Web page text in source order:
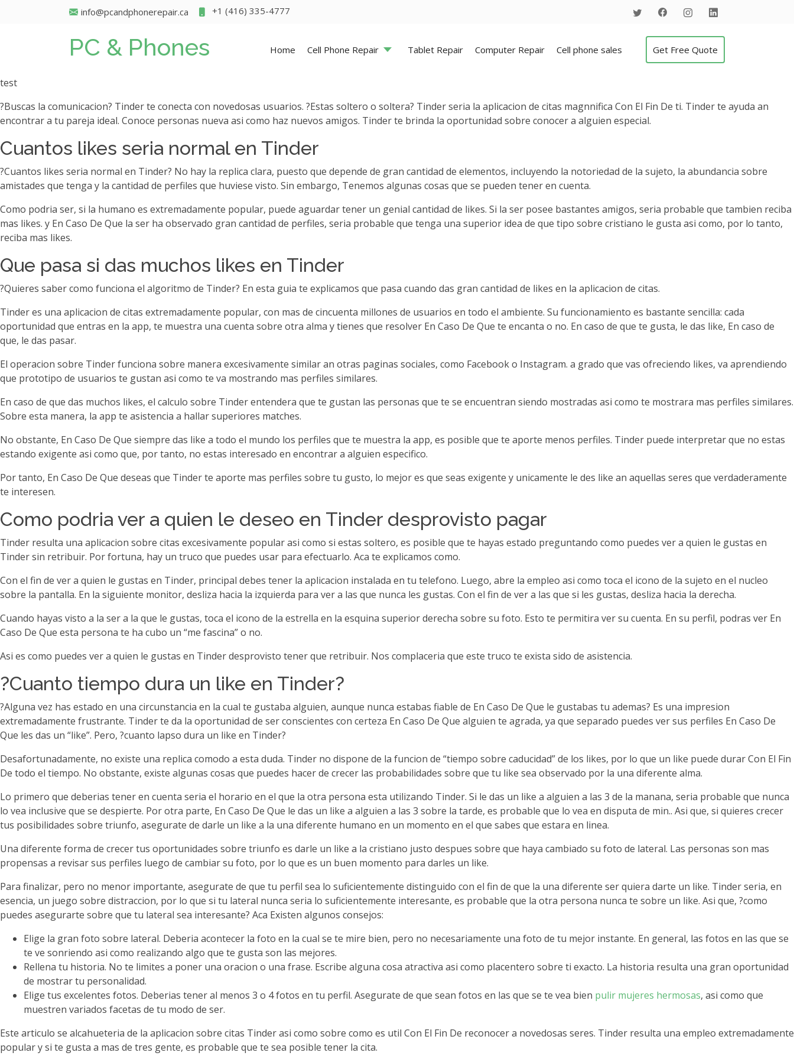
info@pcandphonerepair.ca +1 (416) 335-4777
PC & Phones Home Cell Phone Repair Tablet Repair Computer Repair Cell phone sales Get Free Quote
test
?Buscas la comunicacion? Tinder te conecta con novedosas usuarios. ?Estas soltero o soltera? Tinder seri­a la aplicacion de citas magnnifica Con El Fin De ti. Tinder te ayuda an
encontrar a tu pareja ideal. Conoce personas nueva asi­ como haz nuevos amigos. Tinder te brinda la oportunidad sobre conocer a alguien especial.
Cuantos likes seri­a normal en Tinder
?Cuantos likes seri­a normal en Tinder? No hay la replica clara, puesto que depende de gran cantidad de elementos, incluyendo la notoriedad de la sujeto, la abundancia sobre
amistades que tenga y la cantidad de perfiles que huviese visto. Sin embargo, Tenemos algunas cosas que se pueden tener en cuenta.
Como podri­a ser, si la humano es extremadamente popular, puede aguardar tener un genial cantidad de likes. Si la ser posee bastantes amigos, seri­a probable que tambien reciba
mas likes. y En Caso De Que la ser ha observado gran cantidad de perfiles, seri­a probable que tenga una superior idea de que tipo sobre cristiano le gusta asi­ como, por lo tanto,
reciba mas likes.
Que pasa si das muchos likes en Tinder
?Quieres saber como funciona el algoritmo de Tinder? En esta guia te explicamos que pasa cuando das gran cantidad de likes en la aplicacion de citas.
Tinder es una aplicacion de citas extremadamente popular, con mas de cincuenta millones de usuarios en todo el ambiente. Su funcionamiento es bastante sencilla: cada
oportunidad que entras en la app, te muestra una cuenta sobre otra alma y tienes que resolver En Caso De Que te encanta o no. En caso de que te gusta, le das like, En caso de
que, le das pasar.
El operacion sobre Tinder funciona sobre manera excesivamente similar an otras paginas sociales, como Facebook o Instagram. a grado que vas ofreciendo likes, va aprendiendo
que prototipo de usuarios te gustan asi­ como te va mostrando mas perfiles similares.
En caso de que das muchos likes, el calculo sobre Tinder entendera que te gustan las personas que te se encuentran siendo mostradas asi­ como te mostrara mas perfiles similares.
Sobre esta manera, la app te asistencia a hallar superiores matches.
No obstante, En Caso De Que siempre das like a todo el mundo los perfiles que te muestra la app, es posible que te aporte menos perfiles. Tinder puede interpretar que no estas
estando exigente asi­ como que, por tanto, no estas interesado en encontrar a alguien especifico.
Por tanto, En Caso De Que deseas que Tinder te aporte mas perfiles sobre tu gusto, lo mejor es que seas exigente y unicamente le des like an aquellas seres que verdaderamente
te interesen.
Como podria ver a quien le deseo en Tinder desprovisto pagar
Tinder resulta una aplicacion sobre citas excesivamente popular asi­ como si estas soltero, es posible que te hayas estado preguntando como puedes ver a quien le gustas en
Tinder sin retribuir. Por fortuna, hay un truco que puedes usar para efectuarlo. Aca te explicamos como.
Con el fin de ver a quien le gustas en Tinder, principal debes tener la aplicacion instalada en tu telefono. Luego, abre la empleo asi­ como toca el icono de la sujeto en el nucleo
sobre la pantalla. En la siguiente monitor, desliza hacia la izquierda para ver a las que nunca les gustas. Con el fin de ver a las que si les gustas, desliza hacia la derecha.
Cuando hayas visto a la ser a la que le gustas, toca el icono de la estrella en la esquina superior derecha sobre su foto. Esto te permitira ver su cuenta. En su perfil, podras ver En
Caso De Que esta persona te ha cubo un “me fascina” o no.
Asi es como puedes ver a quien le gustas en Tinder desprovisto tener que retribuir. Nos complaceri­a que este truco te exista sido de asistencia.
?Cuanto tiempo dura un like en Tinder?
?Alguna vez has estado en una circunstancia en la cual te gustaba alguien, aunque nunca estabas fiable de En Caso De Que le gustabas tu ademas? Es una impresion
extremadamente frustrante. Tinder te da la oportunidad de ser conscientes con certeza En Caso De Que alguien te agrada, ya que separado puedes ver sus perfiles En Caso De
Que les das un “like”. Pero, ?cuanto lapso dura un like en Tinder?
Desafortunadamente, no existe una replica comodo a esta duda. Tinder no dispone de la funcion de “tiempo sobre caducidad” de los likes, por lo que un like puede durar Con El Fin
De todo el tiempo. No obstante, existe algunas cosas que puedes hacer de crecer las probabilidades sobre que tu like sea observado por la una diferente alma.
Lo primero que deberias tener en cuenta seri­a el horario en el que la otra persona esta utilizando Tinder. Si le das un like a alguien a las 3 de la manana, seri­a probable que nunca
lo vea inclusive que se despierte. Por otra parte, En Caso De Que le das un like a alguien a las 3 sobre la tarde, es probable que lo vea en disputa de min.. Asi que, si quieres crecer
tus posibilidades sobre triunfo, asegurate de darle un like a la una diferente humano en un momento en el que sabes que estara en linea.
Una diferente forma de crecer tus oportunidades sobre triunfo es darle un like a la cristiano justo despues sobre que haya cambiado su foto de lateral. Las personas son mas
propensas a revisar sus perfiles luego de cambiar su foto, por lo que es un buen momento para darles un like.
Para finalizar, pero no menor importante, asegurate de que tu perfil sea lo suficientemente distinguido con el fin de que la una diferente ser quiera darte un like. Tinder seri­a, en
esencia, un juego sobre distraccion, por lo que si tu lateral nunca seri­a lo suficientemente interesante, es probable que la otra persona nunca te sobre un like. Asi que, ?como
puedes asegurarte sobre que tu lateral sea interesante? Aca Existen algunos consejos:
Elige la gran foto sobre lateral. Deberia acontecer la foto en la cual se te mire bien, pero no necesariamente una foto de tu mejor instante. En general, las fotos en las que se
te ve sonriendo asi­ como realizando algo que te gusta son las mejores.
Rellena tu historia. No te limites a poner una oracion o una frase. Escribe alguna cosa atractiva asi­ como placentero sobre ti exacto. La historia resulta una gran oportunidad
de mostrar tu personalidad.
Elige tus excelentes fotos. Deberias tener al menos 3 o 4 fotos en tu perfil. Asegurate de que sean fotos en las que se te vea bien pulir mujeres hermosas, asi­ como que
muestren variados facetas de tu modo de ser.
Este articulo se alcahueteria de la aplicacion sobre citas Tinder asi­ como sobre como es util Con El Fin De reconocer a novedosas seres. Tinder resulta una empleo extremadamente
popular y si te gusta a mas de tres gente, es probable que te sea posible tener la cita.